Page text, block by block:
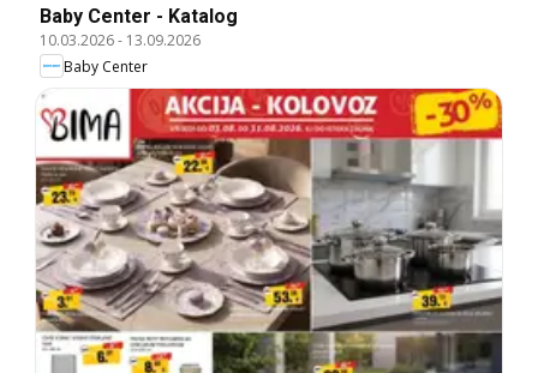
Baby Center - Katalog
10.03.2026- 13.09.2026
Baby Center